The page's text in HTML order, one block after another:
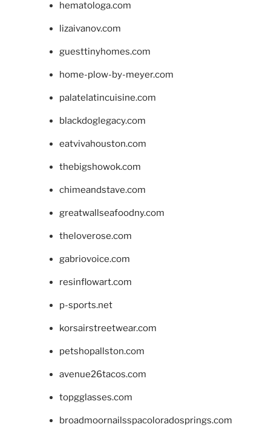
hematologa.com
lizaivanov.com
guesttinyhomes.com
home-plow-by-meyer.com
palatelatincuisine.com
blackdoglegacy.com
eatvivahouston.com
thebigshowok.com
chimeandstave.com
greatwallseafoodny.com
theloverose.com
gabriovoice.com
resinflowart.com
p-sports.net
korsairstreetwear.com
petshopallston.com
avenue26tacos.com
topgglasses.com
broadmoornailsspacoloradosprings.com